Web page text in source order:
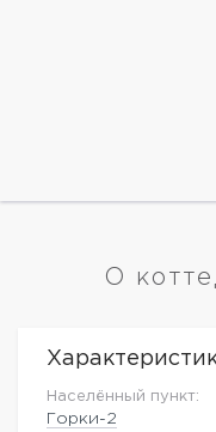
О
Населённый пункт:
Горки-2